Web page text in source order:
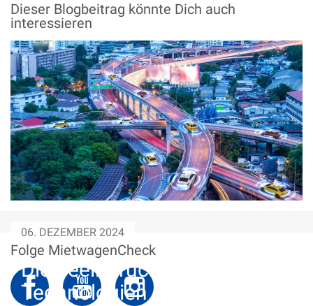
Dieser Blogbeitrag könnte Dich auch
interessieren
06. DEZEMBER 2024
Die beeindruckendsten
Technologien in modernen
Folge MietwagenCheck